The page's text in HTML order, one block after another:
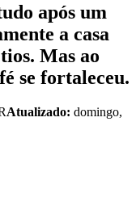
após um
a casa
Mas ao
se fortaleceu.
Atualizado: domingo,